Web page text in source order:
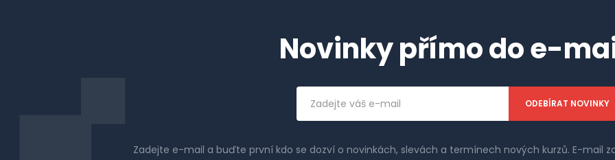
Novinky přímo do e-
Emailová
adresa
Zadejte e-mail a buďte první kdo se dozví o novinkách, slevách a termínech nových kurzů. E-mail